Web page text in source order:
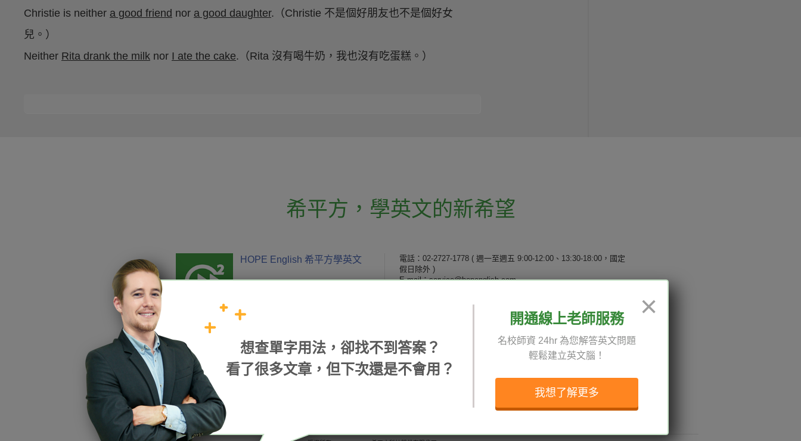
Christie is neither a good friend nor a good daughter.（Christie 不是個好朋友也不是個好女
兒。）
Neither Rita drank the milk nor I ate the cake.（Rita 沒有喝牛奶，我也沒有吃蛋糕。）
希平方 ， 學英文的新希望
HOPE English 希平方學英文 電話：02-2727-1778 ( 週一至週五 9:00-12:00、13:30-18:00，國定
假日除外 )
E-mail：service@hopenglish.com
精選影片
每日片語
專欄教學
說明與導覽
×
想查單字用法，卻找不到答案？
看了很多文章，但下次還是不會用？
開通線上老師服務
名校師資 24hr 為您解答英文問題
輕鬆建立英文腦！
我想了解更多